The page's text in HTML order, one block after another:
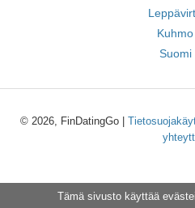
Kuhmo
Suomi
© 2026, FinDatingGo |
Tämä sivusto käyttää